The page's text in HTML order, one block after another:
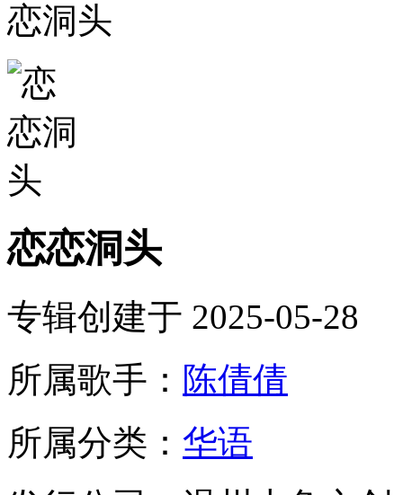
恋洞头
恋恋洞头
专辑创建于 2025-05-28
所属歌手： 陈倩倩
所属分类： 华语